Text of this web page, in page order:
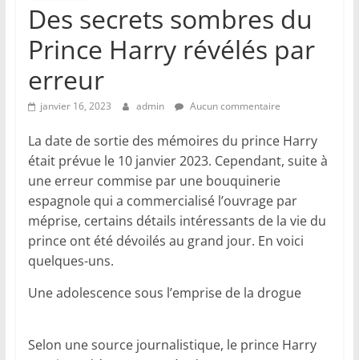
Des secrets sombres du
Prince Harry révélés par
erreur
janvier 16, 2023 admin Aucun commentaire
La date de sortie des mémoires du prince Harry
était prévue le 10 janvier 2023. Cependant, suite à
une erreur commise par une bouquinerie
espagnole qui a commercialisé l’ouvrage par
méprise, certains détails intéressants de la vie du
prince ont été dévoilés au grand jour. En voici
quelques-uns.
Une adolescence sous l’emprise de la drogue
Selon une source journalistique, le prince Harry